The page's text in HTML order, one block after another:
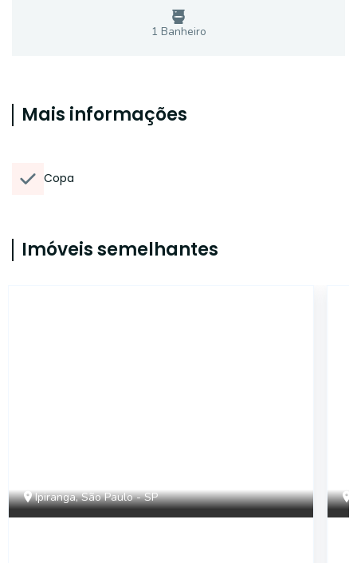
1 Banheiro
Mais informações
Copa
Imóveis semelhantes
Ipiranga, São Paulo - SP